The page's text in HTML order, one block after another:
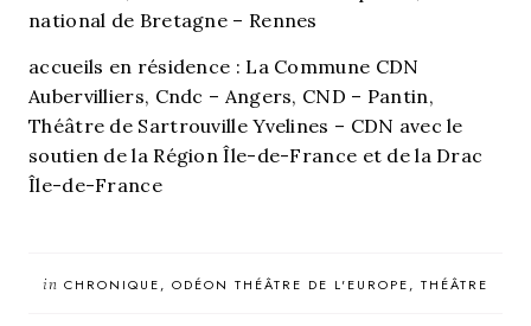
national de Bretagne – Rennes
accueils en résidence : La Commune CDN
Aubervilliers, Cndc – Angers, CND – Pantin,
Théâtre de Sartrouville Yvelines – CDN avec le
soutien de la Région Île-de-France et de la Drac
Île-de-France
in CHRONIQUE ODÉON THÉÂTRE DE L'EUROPE THÉÂTRE